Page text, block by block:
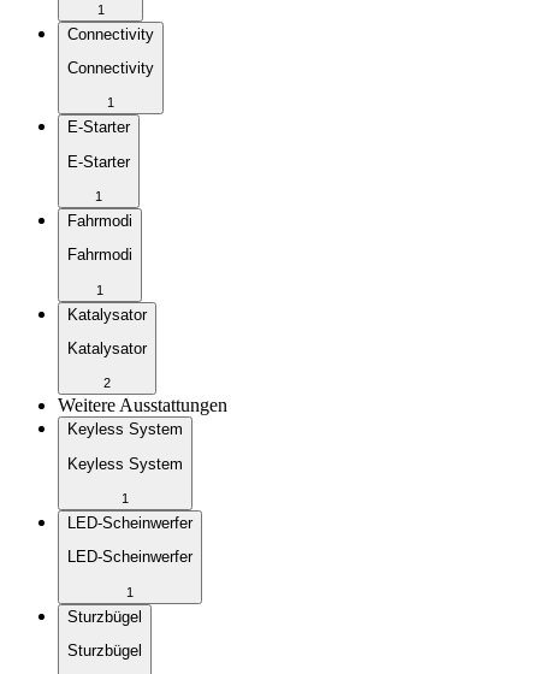
1
Connectivity
Connectivity
1
E-Starter
E-Starter
1
Fahrmodi
Fahrmodi
1
Katalysator
Katalysator
2
Weitere Ausstattungen
Keyless System
Keyless System
1
LED-Scheinwerfer
LED-Scheinwerfer
1
Sturzbügel
Sturzbügel